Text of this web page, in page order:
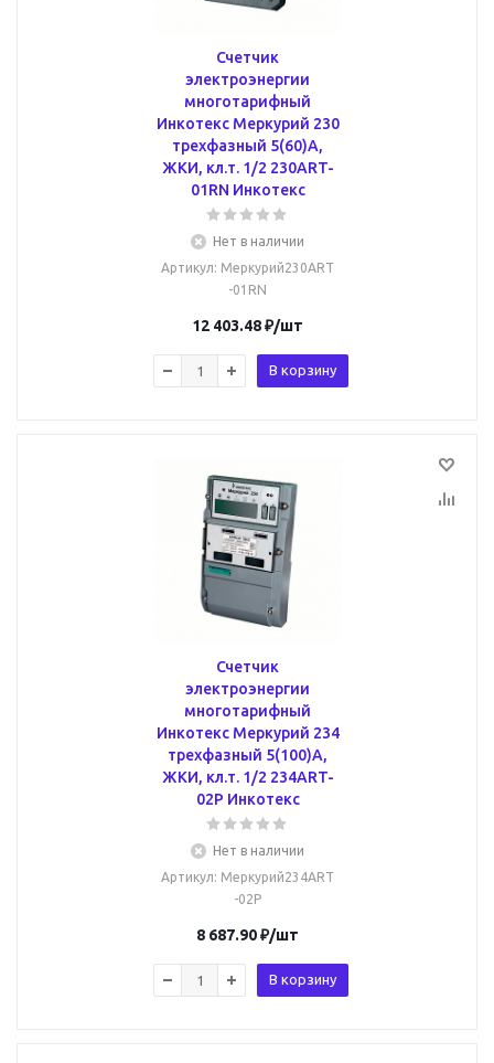
Счетчик
электроэнергии
многотарифный
Инкотекс Меркурий 230
трехфазный 5(60)А,
ЖКИ, кл.т. 1/2 230ART-
01RN Инкотекс
Нет в наличии
Артикул: Меркурий230ART
-01RN
12 403.48₽/шт
В корзину
Счетчик
электроэнергии
многотарифный
Инкотекс Меркурий 234
трехфазный 5(100)А,
ЖКИ, кл.т. 1/2 234ART-
02P Инкотекс
Нет в наличии
Артикул: Меркурий234ART
-02P
8 687.90₽/шт
В корзину